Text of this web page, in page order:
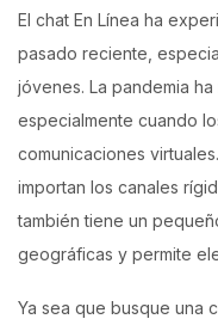
El chat En Línea ha
pasado reciente,
jóvenes. La pandemia
especialmente cuando
comunicaciones
importan los canales
también tiene un
geográficas y permite
Ya sea que busque una